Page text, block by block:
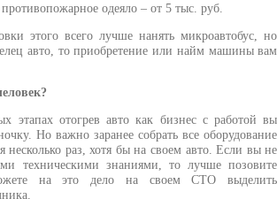
одеяло – от 5 тыс. руб.
этого всего лучше нанять микроавтобус, но
авто, то приобретение или найм машины вам
этапах отогрев авто как бизнес с работой вы
Но важно заранее собрать все оборудование
несколько раз, хотя бы на своем авто. Если вы не
техническими знаниями, то лучше позовите
на это дело на своем СТО выделить